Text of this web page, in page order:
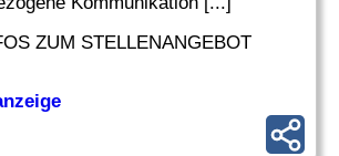
ZUM STELLENANGEBOT